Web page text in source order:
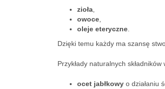
zioła
owoce
oleje eteryczne
Dzięki temu każdy ma szansę
Przykłady naturalnych
ocet jabłkowy o działaniu